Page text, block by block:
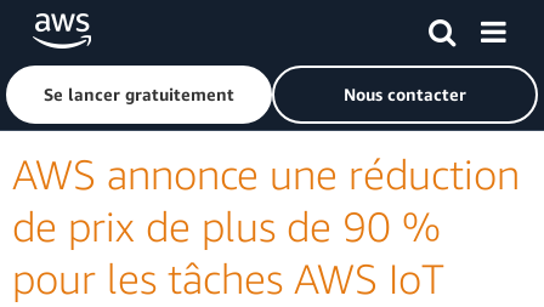
Passer au contenu principal
Cliquer ici pour revenir à la page d'accueil d'Amazon Web
Se lancer gratuitement Nous contacter
AWS annonce une réduction
de prix de plus de 90 %
pour les tâches AWS IoT